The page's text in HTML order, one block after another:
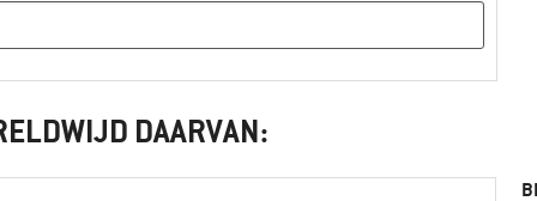
DAARVAN: